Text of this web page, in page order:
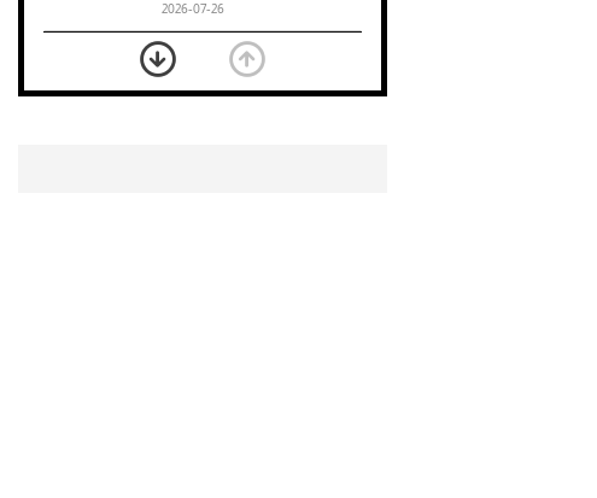
2026-07-26
بعد 7 أشهر من تعرضه لحادث
مروع.. جوشوا يفوز على برينغا